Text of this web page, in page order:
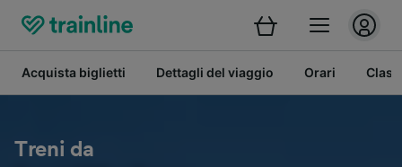
Acquista biglietti Dettagli del viaggio Orari
Treni da